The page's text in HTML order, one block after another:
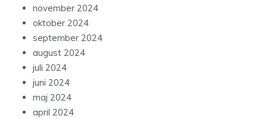
november 2024
oktober 2024
september 2024
august 2024
juli 2024
juni 2024
maj 2024
april 2024